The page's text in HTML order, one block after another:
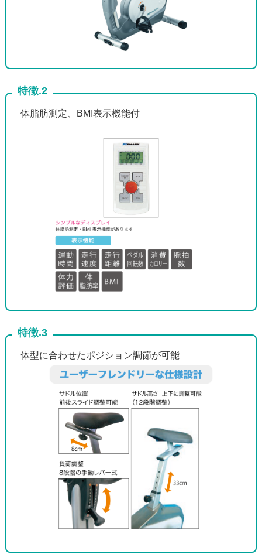
特徴.2
体脂肪測定、BMI表示機能付
特徴.3
体型に合わせたポジション調節が可能